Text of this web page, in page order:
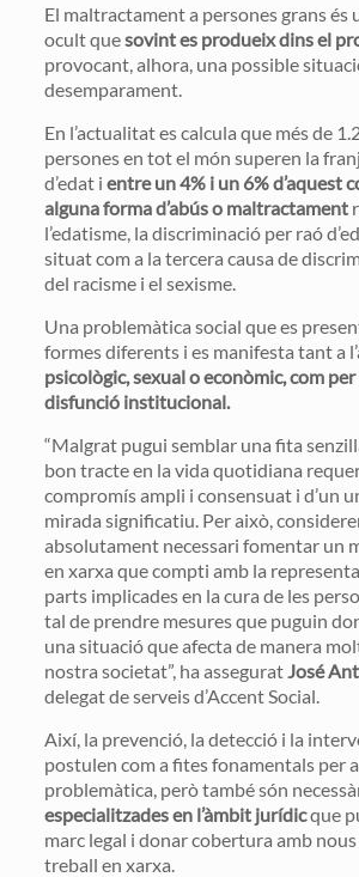
El maltractament a persones grans és
ocult quesovint es produeix dins el
provocant, alhora, una possible
desemparament.
En l’actualitat es calcula que més de
persones en tot el món superen la
d’edat i entre un 4% i un 6% d’aquest
alguna forma d’abús o maltractament
l’edatisme, la discriminació per raó
situat com a la tercera causa de
del racisme i el sexisme.
Una problemàtica social que es
formes diferents i es manifesta tant a
psicològic, sexual o econòmic, com
disfunció institucional.
“Malgrat pugui semblar una fita
bon tracte en la vida quotidiana
compromís ampli i consensuat i d’un
mirada significatiu. Per això,
absolutament necessari fomentar un
en xarxa que compti amb la
parts implicades en la cura de les
tal de prendre mesures que puguin
una situació que afecta de manera
nostra societat”, ha assegurat José
delegat de serveis d’Accent Social.
Així, la prevenció, la detecció i la
postulen com a fites fonamentals per
problemàtica, però també són
especialitzades en l’àmbit jurídicque
marc legal i donar cobertura amb
treball en xarxa.